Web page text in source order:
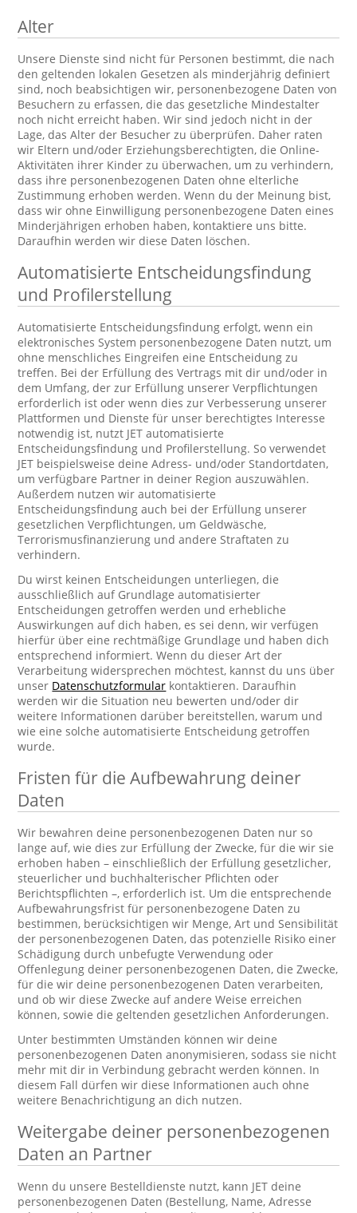
Alter
Unsere Dienste sind nicht für Personen bestimmt, die nach
den geltenden lokalen Gesetzen als minderjährig definiert
sind, noch beabsichtigen wir, personenbezogene Daten von
Besuchern zu erfassen, die das gesetzliche Mindestalter
noch nicht erreicht haben. Wir sind jedoch nicht in der
Lage, das Alter der Besucher zu überprüfen. Daher raten
wir Eltern und/oder Erziehungsberechtigten, die Online-
Aktivitäten ihrer Kinder zu überwachen, um zu verhindern,
dass ihre personenbezogenen Daten ohne elterliche
Zustimmung erhoben werden. Wenn du der Meinung bist,
dass wir ohne Einwilligung personenbezogene Daten eines
Minderjährigen erhoben haben, kontaktiere uns bitte.
Daraufhin werden wir diese Daten löschen.
Automatisierte Entscheidungsfindung
und Profilerstellung
Automatisierte Entscheidungsfindung erfolgt, wenn ein
elektronisches System personenbezogene Daten nutzt, um
ohne menschliches Eingreifen eine Entscheidung zu
treffen. Bei der Erfüllung des Vertrags mit dir und/oder in
dem Umfang, der zur Erfüllung unserer Verpflichtungen
erforderlich ist oder wenn dies zur Verbesserung unserer
Plattformen und Dienste für unser berechtigtes Interesse
notwendig ist, nutzt JET automatisierte
Entscheidungsfindung und Profilerstellung. So verwendet
JET beispielsweise deine Adress- und/oder Standortdaten,
um verfügbare Partner in deiner Region auszuwählen.
Außerdem nutzen wir automatisierte
Entscheidungsfindung auch bei der Erfüllung unserer
gesetzlichen Verpflichtungen, um Geldwäsche,
Terrorismusfinanzierung und andere Straftaten zu
verhindern.
Du wirst keinen Entscheidungen unterliegen, die
ausschließlich auf Grundlage automatisierter
Entscheidungen getroffen werden und erhebliche
Auswirkungen auf dich haben, es sei denn, wir verfügen
hierfür über eine rechtmäßige Grundlage und haben dich
entsprechend informiert. Wenn du dieser Art der
Verarbeitung widersprechen möchtest, kannst du uns über
unser Datenschutzformular kontaktieren. Daraufhin
werden wir die Situation neu bewerten und/oder dir
weitere Informationen darüber bereitstellen, warum und
wie eine solche automatisierte Entscheidung getroffen
wurde.
Fristen für die Aufbewahrung deiner
Daten
Wir bewahren deine personenbezogenen Daten nur so
lange auf, wie dies zur Erfüllung der Zwecke, für die wir sie
erhoben haben – einschließlich der Erfüllung gesetzlicher,
steuerlicher und buchhalterischer Pflichten oder
Berichtspflichten –, erforderlich ist. Um die entsprechende
Aufbewahrungsfrist für personenbezogene Daten zu
bestimmen, berücksichtigen wir Menge, Art und Sensibilität
der personenbezogenen Daten, das potenzielle Risiko einer
Schädigung durch unbefugte Verwendung oder
Offenlegung deiner personenbezogenen Daten, die Zwecke,
für die wir deine personenbezogenen Daten verarbeiten,
und ob wir diese Zwecke auf andere Weise erreichen
können, sowie die geltenden gesetzlichen Anforderungen.
Unter bestimmten Umständen können wir deine
personenbezogenen Daten anonymisieren, sodass sie nicht
mehr mit dir in Verbindung gebracht werden können. In
diesem Fall dürfen wir diese Informationen auch ohne
weitere Benachrichtigung an dich nutzen.
Weitergabe deiner personenbezogenen
Daten an Partner
Wenn du unsere Bestelldienste nutzt, kann JET deine
personenbezogenen Daten (Bestellung, Name, Adresse